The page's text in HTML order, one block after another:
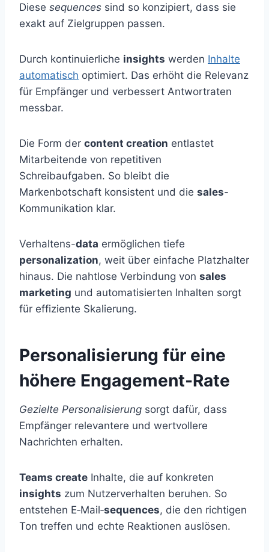
Diese sequences sind so konzipiert, dass sie
exakt auf Zielgruppen passen.
Durch kontinuierliche insights werden Inhalte
automatisch optimiert. Das erhöht die Relevanz
für Empfänger und verbessert Antwortraten
messbar.
Die Form der content creation entlastet
Mitarbeitende von repetitiven
Schreibaufgaben. So bleibt die
Markenbotschaft konsistent und die sales-
Kommunikation klar.
Verhaltens-data ermöglichen tiefe
personalization, weit über einfache Platzhalter
hinaus. Die nahtlose Verbindung von sales
marketing und automatisierten Inhalten sorgt
für effiziente Skalierung.
Personalisierung für eine
höhere Engagement-Rate
Gezielte Personalisierung sorgt dafür, dass
Empfänger relevantere und wertvollere
Nachrichten erhalten.
Teams create Inhalte, die auf konkreten
insights zum Nutzerverhalten beruhen. So
entstehen E‑Mail‑sequences, die den richtigen
Ton treffen und echte Reaktionen auslösen.